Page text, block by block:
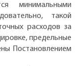
минимальными
такой
расходов за
предельные
Постановлением